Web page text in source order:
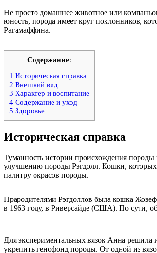
Не просто домашнее животное или
юность, порода имеет круг поклонников,
Рагамаффина.
Содержание:
1 Историческая справка
2 Внешний вид
3 Характер и воспитание
4 Содержание и уход
5 Здоровье
Историческая справка
Туманность истории происхождения
улучшению породы Рэгдолл. Кошки, которых
палитру окрасов породы.
Прародителями Рэгдоллов была кошка
в 1963 году, в Риверсайде (США). По сути,
Для экспериментальных вязок Анна решила
укрепить генофонд породы. От одной из